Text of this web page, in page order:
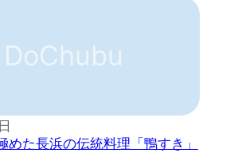
DoChubu
めた長浜の伝統料理「鴨すき」